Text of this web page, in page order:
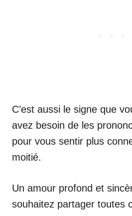
C’est aussi le signe que
avez besoin de les
pour vous sentir plus
moitié.
Un amour profond et
souhaitez partager toutes